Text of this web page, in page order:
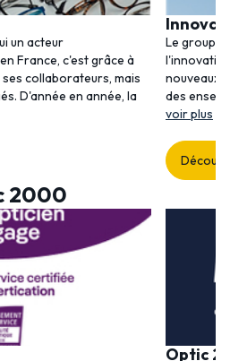
un acteur
France, c'est grâce à
collaborateurs, mais
D'année en année, la
Le
nouveaux
des
voir plus
2000
Optic